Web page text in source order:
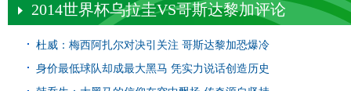
2014世界杯乌拉圭VS哥斯达黎加评论
杜威：梅西阿扎尔对决引关注 哥斯达黎加恐爆冷
身价最低球队却成最大黑马 凭实力说话创造历史